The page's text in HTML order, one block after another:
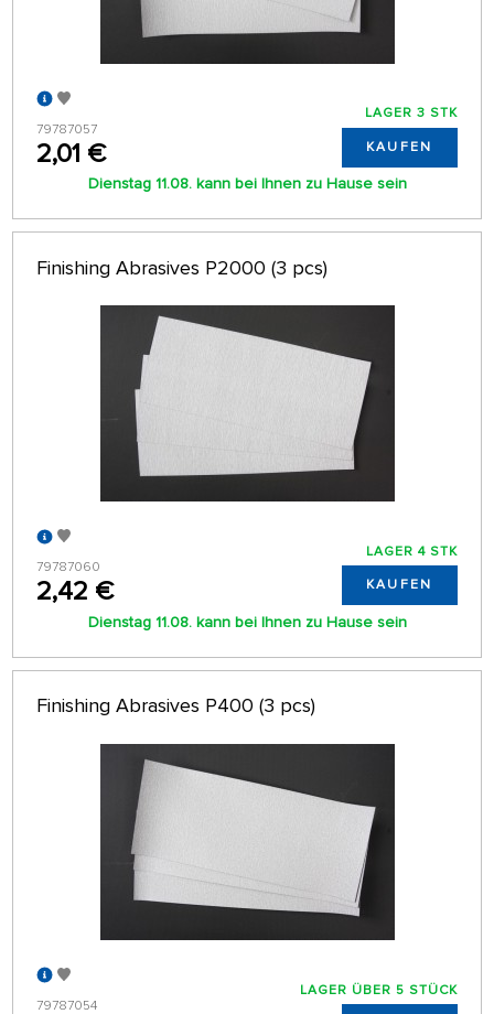
79787057
2,01 €
LAGER 3 STK
KAUFEN
Dienstag 11.08. kann bei Ihnen zu Hause sein
Finishing Abrasives P2000 (3 pcs)
79787060
2,42 €
LAGER 4 STK
KAUFEN
Dienstag 11.08. kann bei Ihnen zu Hause sein
Finishing Abrasives P400 (3 pcs)
79787054
LAGER ÜBER 5 STÜCK